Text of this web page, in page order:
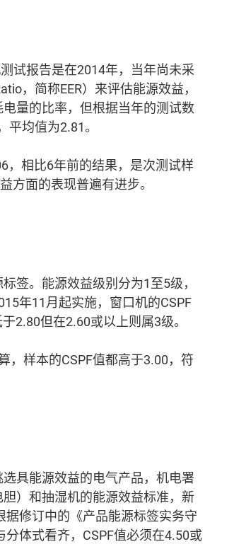
试报告是在2014年，当年尚未采
，简称EER）来评估能源效益，
量的比率，但根据当年的测试数
均值为2.81。
，相比6年前的结果，是次测试样
方面的表现普遍有进步。
签。能源效益级别分为1至5级，
年11月起实施，窗口机的CSPF
2.80但在2.60或以上则属3级。
，样本的CSPF值都高于3.00，符
具能源效益的电气产品，机电署
）和抽湿机的能源效益标准，新
修订中的《产品能源标签实务守
体式看齐，CSPF值必须在4.50或